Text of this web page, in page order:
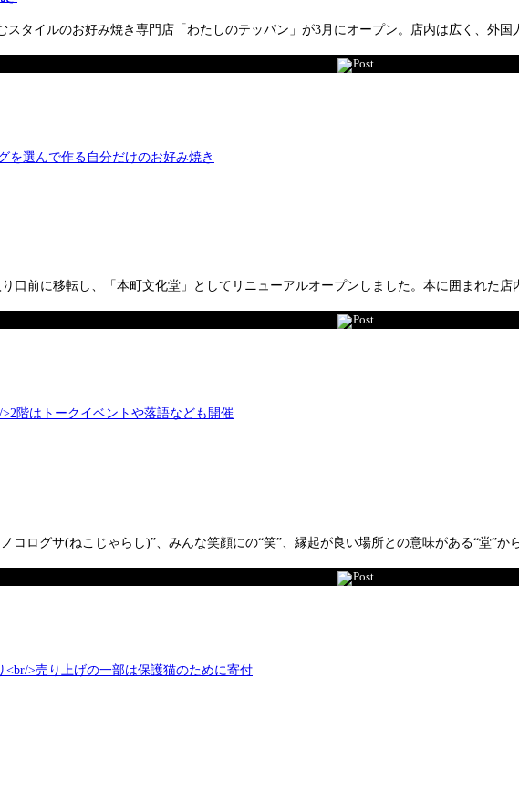
タイルのお好み焼き専門店「わたしのテッパン」が3月にオープン。店内は広く、外
Post
口前に移転し、「本町文化堂」としてリニューアルオープンしました。本に囲まれた
Post
コログサ(ねこじゃらし)”、みんな笑顔にの“笑”、縁起が良い場所との意味がある“堂”
Post